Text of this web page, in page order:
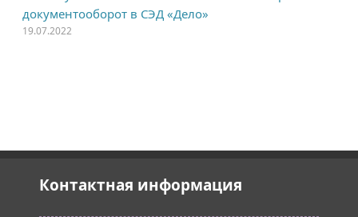
документооборот в СЭД «Дело»
19.07.2022
Контактная информация